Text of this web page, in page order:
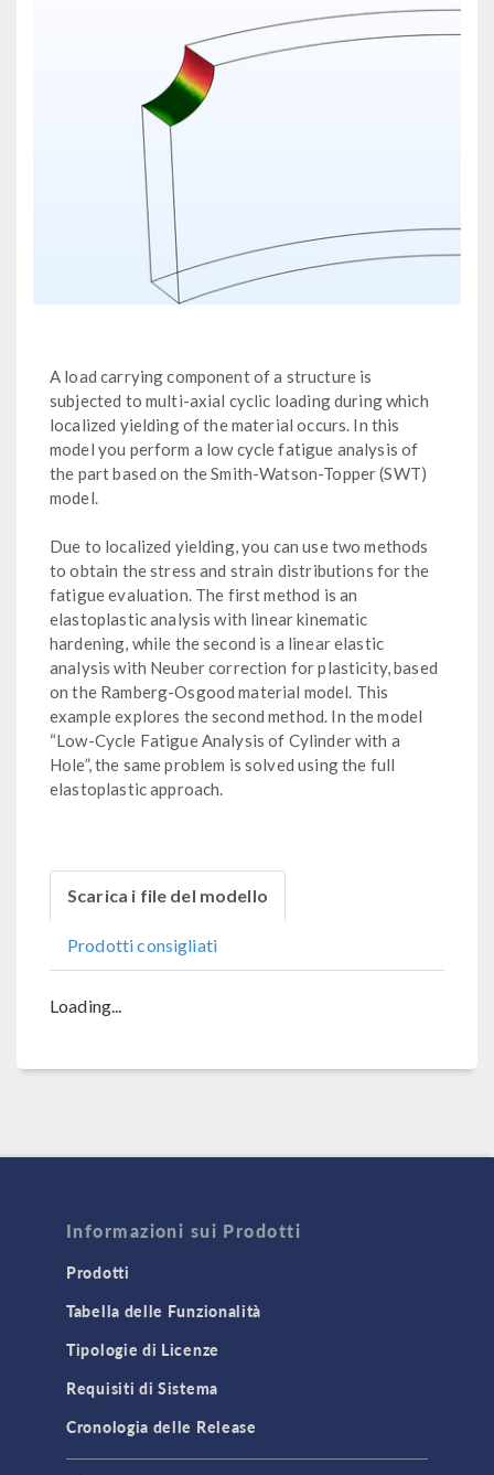
A load carrying component of a structure is
subjected to multi-axial cyclic loading during which
localized yielding of the material occurs. In this
model you perform a low cycle fatigue analysis of
the part based on the Smith-Watson-Topper (SWT)
model.
Due to localized yielding, you can use two methods
to obtain the stress and strain distributions for the
fatigue evaluation. The first method is an
elastoplastic analysis with linear kinematic
hardening, while the second is a linear elastic
analysis with Neuber correction for plasticity, based
on the Ramberg-Osgood material model. This
example explores the second method. In the model
“Low-Cycle Fatigue Analysis of Cylinder with a
Hole”, the same problem is solved using the full
elastoplastic approach.
Scarica i file del modello
Prodotti consigliati
Loading...
Informazioni sui Prodotti
Prodotti
Tabella delle Funzionalità
Tipologie di Licenze
Requisiti di Sistema
Cronologia delle Release